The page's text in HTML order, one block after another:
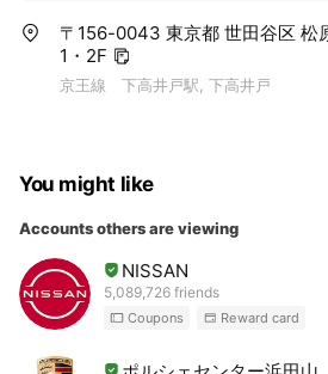
〒156-0043 東京都 世田谷区 松
1・2F
京王線 下高井戸駅, 下高井戸
You might like
Accounts others are viewing
NISSAN
5,089,726 friends
Coupons Reward card